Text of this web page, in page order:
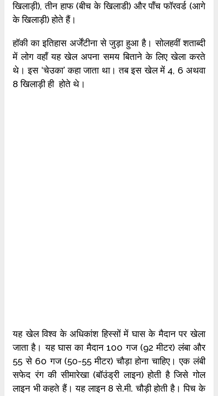
खिलाड़ी), तीन हाफ (बीच के खिलाडी) और पाँच फॉरवर्ड (आगे
के खिलाड़ी) होते हैं।
हॉकी का इतिहास अर्जेंटीना से जुड़ा हुआ है। सोलहवीं शताब्दी
में लोग वहाँ यह खेल अपना समय बिताने के लिए खेला करते
थे। इस ‘चेउका’ कहा जाता था। तब इस खेल में 4, 6 अथवा
8 खिलाड़ी ही होते थे।
यह खेल विश्व के अधिकांश हिस्सों में घास के मैदान पर खेला
जाता है। यह घास का मैदान 100 गज (92 मीटर) लंबा और
55 से 60 गज (50-55 मीटर) चौड़ा होना चाहिए। एक लंबी
सफेद रंग की सीमारेखा (बॉउंड्री लाइन) होती है जिसे गोल
लाइन भी कहते हैं। यह लाइन 8 से.मी. चौड़ी होती है। पिच के